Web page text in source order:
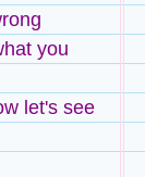
you
let's see